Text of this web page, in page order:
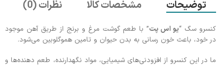
توضیحات مشخصات کالا نظرات (0)
کنسرو سگ “یو اس پت” با طعم گوشت مرغ و برنج از طریق آهن موجود
در خود، باعث خون رسانی به بدن حیوان و تامین هموگلوبین می‌شود.
ما در این کنسرو از افزودنی‌های شیمیایی، مواد نگهدارنده، طعم دهنده‌ها و